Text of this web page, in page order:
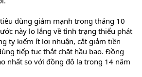
dùng giảm mạnh trong tháng 10
này lo lắng về tình trạng thiểu phát
ty kiếm ít lợi nhuận, cắt giảm tiền
tiếp tục thắt chặt hầu bao. Đồng
nhất so với đồng đô la trong 14 năm